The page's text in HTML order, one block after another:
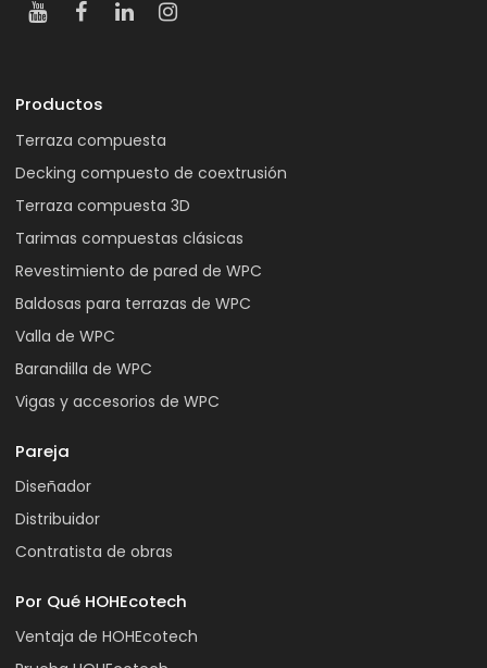
Productos
Terraza compuesta
Decking compuesto de coextrusión
Terraza compuesta 3D
Tarimas compuestas clásicas
Revestimiento de pared de WPC
Baldosas para terrazas de WPC
Valla de WPC
Barandilla de WPC
Vigas y accesorios de WPC
Pareja
Diseñador
Distribuidor
Contratista de obras
Por Qué HOHEcotech
Ventaja de HOHEcotech